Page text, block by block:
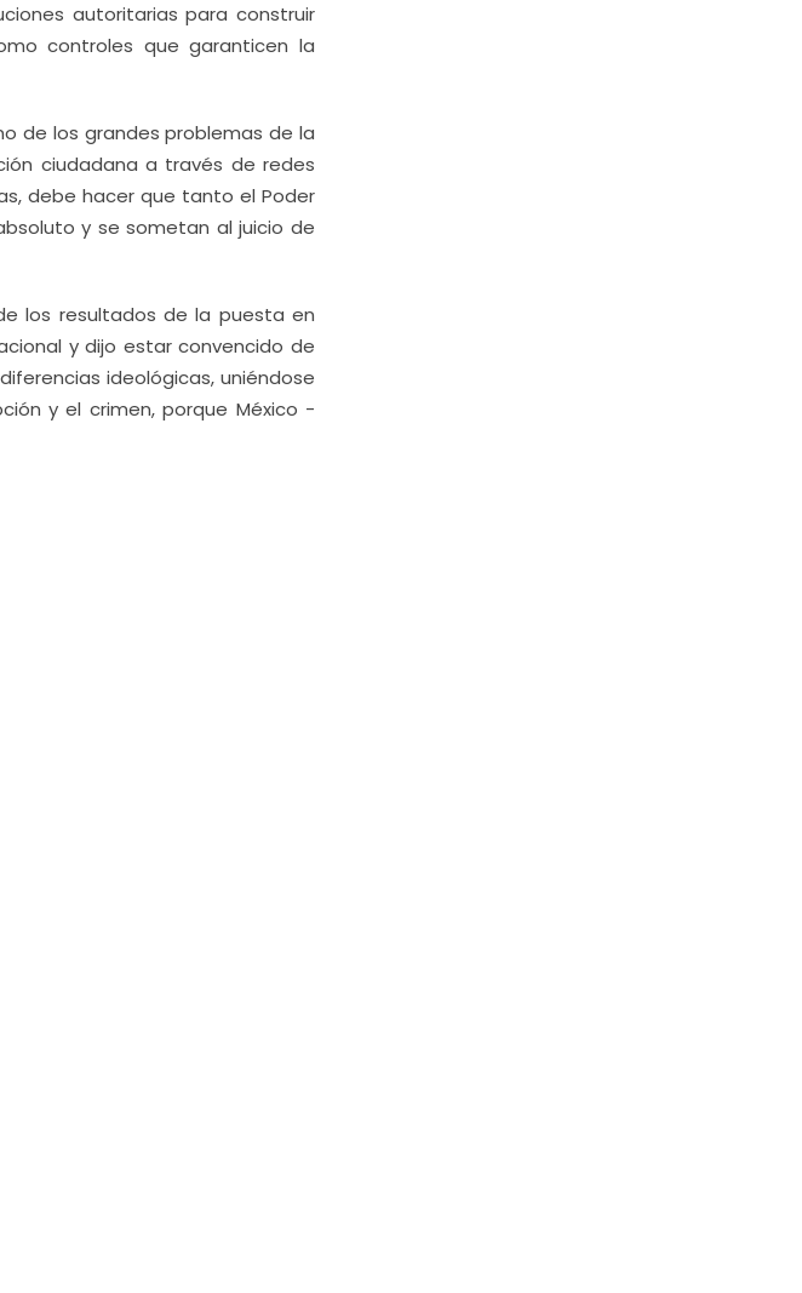
autoritarias para construir
controles que garanticen la
de los grandes problemas de la
ciudadana a través de redes
debe hacer que tanto el Poder
y se sometan al juicio de
los resultados de la puesta en
y dijo estar convencido de
ideológicas, uniéndose
y el crimen, porque México -